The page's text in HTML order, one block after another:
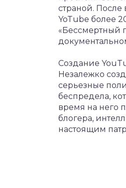
страной. После
YoTube более
«Бессмертный
Создание
Незалежко
серьезные
беспредела,
время на него
блогера,
настоящим